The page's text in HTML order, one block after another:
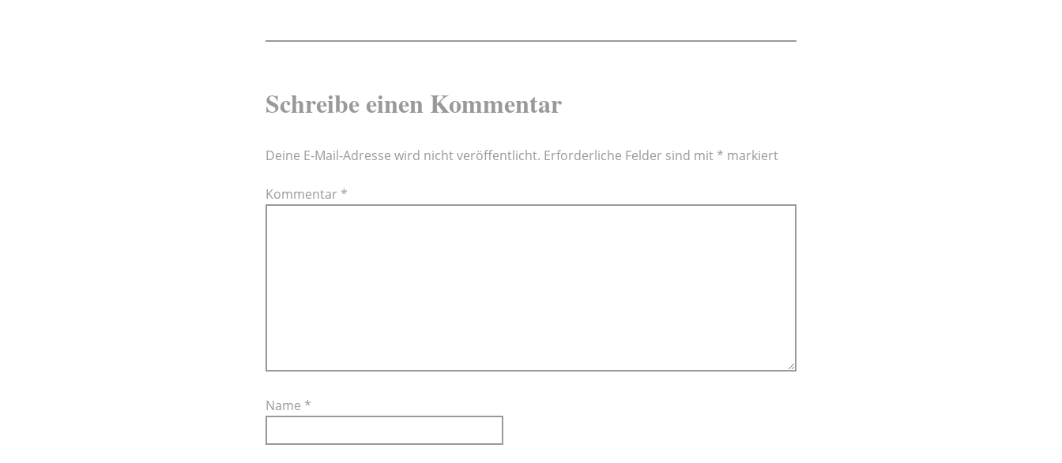
Schreibe einen Kommentar
Deine E-Mail-Adresse wird nicht veröffentlicht. Erforderliche Felder sind mit * markiert
Kommentar *
Name *